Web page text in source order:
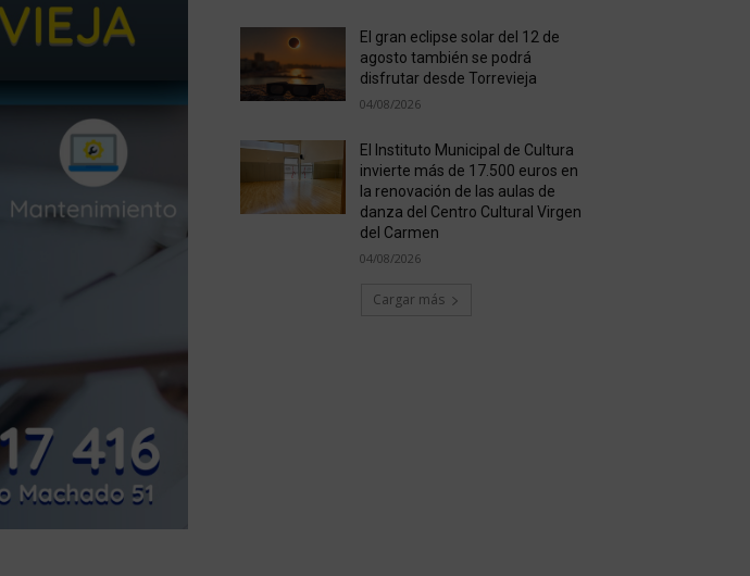
El gran eclipse solar del 12 de
agosto también se podrá
disfrutar desde Torrevieja
04/08/2026
El Instituto Municipal de Cultura
invierte más de 17.500 euros en
la renovación de las aulas de
danza del Centro Cultural Virgen
del Carmen
04/08/2026
Cargar más